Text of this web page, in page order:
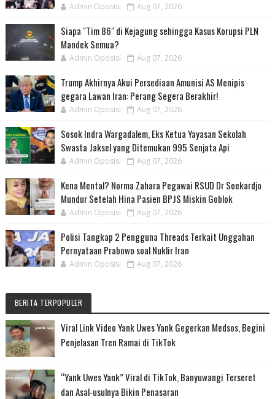
Admin Oposisi Aug 07, 2026
Siapa "Tim 86" di Kejagung sehingga Kasus Korupsi PLN
Mandek Semua?
Admin Oposisi Aug 07, 2026
Trump Akhirnya Akui Persediaan Amunisi AS Menipis
gegara Lawan Iran: Perang Segera Berakhir!
Admin Oposisi Aug 07, 2026
Sosok Indra Wargadalem, Eks Ketua Yayasan Sekolah
Swasta Jaksel yang Ditemukan 995 Senjata Api
Admin Oposisi Aug 07, 2026
Kena Mental? Norma Zahara Pegawai RSUD Dr Soekardjo
Mundur Setelah Hina Pasien BPJS Miskin Goblok
Admin Oposisi Aug 07, 2026
Polisi Tangkap 2 Pengguna Threads Terkait Unggahan
Pernyataan Prabowo soal Nuklir Iran
Admin Oposisi Aug 07, 2026
BERITA TERPOPULER
Viral Link Video Yank Uwes Yank Gegerkan Medsos, Begini
Penjelasan Tren Ramai di TikTok
“Yank Uwes Yank” Viral di TikTok, Banyuwangi Terseret
dan Asal-usulnya Bikin Penasaran